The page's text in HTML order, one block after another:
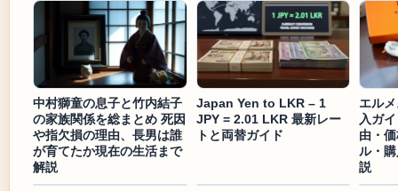
中村獅童の息子と竹内結子
の家族関係を総まとめ 死因
や指欠損の理由、長男は誰
が育てたか現在の生活まで
解説
Japan Yen to LKR – 1
JPY = 2.01 LKR 最新レー
トと両替ガイド
エル
入ガ
由・
ル・
説